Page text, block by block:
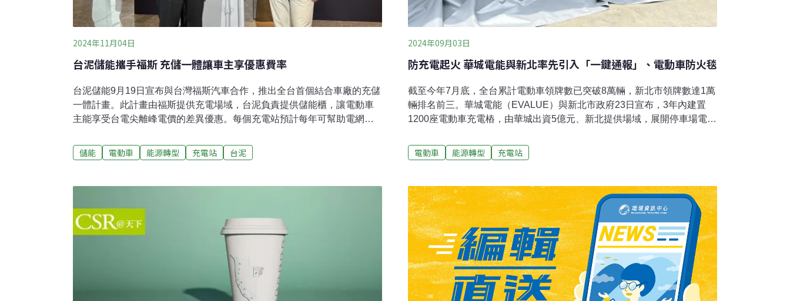
2024年11月04日
台泥儲能攜手福斯 充儲一體讓車主享優惠費率
台泥儲能9月19日宣布與台灣福斯汽車合作，推出全台首個結合車廠的充儲
一體計畫。此計畫由福斯提供充電場域，台泥負責提供儲能櫃，讓電動車
主能享受台電尖離峰電價的差異優惠。每個充電站預計每年可幫助電網減
優惠費率福斯最新電動休旅車ID.4與ID.5於9月19日正式在台亮相。針對充
電樁布局，台灣福斯汽車總裁Steffen Knapp表示，計劃在全台建設14座功
經銷商合作建造。除了充電站設置，台泥將提供福斯儲能系統解決方案，
享有更優惠的充電費率，台泥還將參與表後電力交易，賺取額外收入。儲
能系統的引入對電動車主和充電站業主都有利。台泥企業團亞洲充儲事業
群總經理王建全指出，儲能系統能利用「削峰填谷」的優勢，在用
儲能 電動車 能源轉型 充電站 台泥
2024年09月03日
防充電起火 華城電能與新北率先引入「一鍵通報」、電動車防火毯
截至今年7月底，全台累計電動車領牌數已突破8萬輛，新北市領牌數達1萬
輛排名前三。華城電能（EVALUE）與新北市政府23日宣布，3年內建置
1200座電動車充電樁，由華城出資5億元、新北提供場域，展開停車場電動
率先引入一鍵通報、消防毯，提高電動車的消防安全。自建加上新北市合
作案，華城2年內充電樁營收提高六倍華城電機暨華城電能執行長許逸晟表
需要20～40分鐘，但有鑑於「車子停下時間往往比行駛長，既然停下車，
我們就有機會提供充電服務，讓車主不需為了等待去找充電站。」其中
1,200座充電樁包括歐規、美規7kW（瓩）、11kW、180kW多種功率，將
分布於新北市共229個站點，目前充電價格為AC充電樁每度電8元，DC充
電樁每度電落在11元。其中根據新北市公有路外停車場電動
電動車 能源轉型 充電站